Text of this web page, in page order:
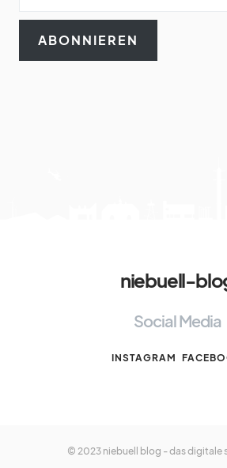
ABONNIEREN
niebuell-
Social Media
INSTAGRAM
© 2023 niebuell blog - das digitale